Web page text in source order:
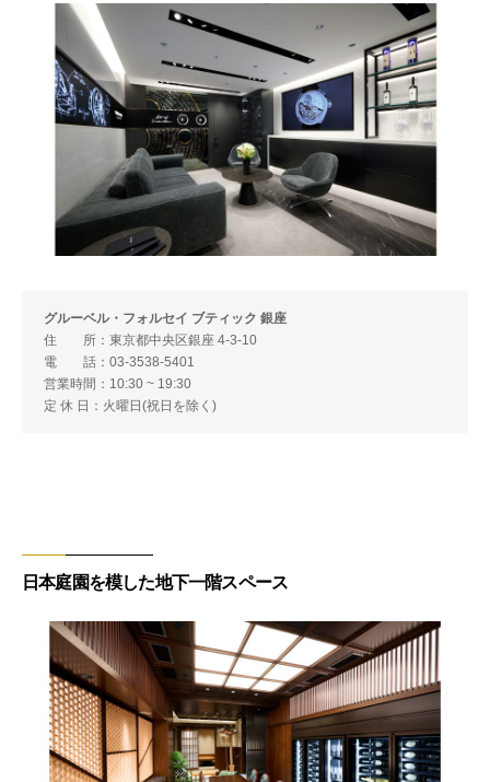
グルーベル・フォルセイ ブティック 銀座
住 所：東京都中央区銀座 4-3-10
電 話：03-3538-5401
営業時間：10:30 ~ 19:30
定 休 日：火曜日(祝日を除く)
日本庭園を模した地下一階スペース